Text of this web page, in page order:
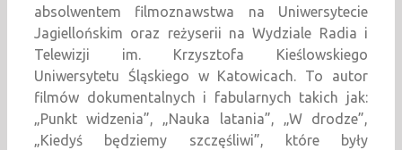
absolwentem filmoznawstwa na Uniwersytecie
Jagiellońskim oraz reżyserii na Wydziale Radia i
Telewizji im. Krzysztofa Kieślowskiego
Uniwersytetu Śląskiego w Katowicach. To autor
filmów dokumentalnych i fabularnych takich jak:
„Punkt widzenia”, „Nauka latania”, „W drodze”,
„Kiedyś będziemy szczęśliwi”, które były